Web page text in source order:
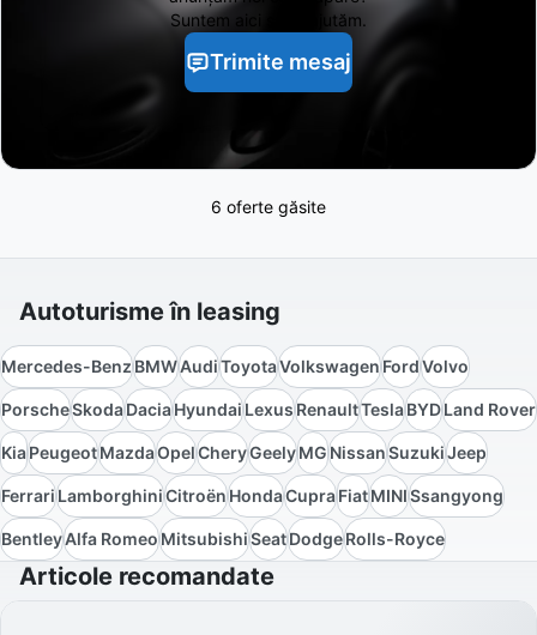
Suntem aici să te ajutăm.
Trimite mesaj
6 oferte găsite
Autoturisme în leasing
Mercedes-BenzBMWAudiToyotaVolkswagenFordVolvo
PorscheSkodaDaciaHyundaiLexusRenaultTeslaBYDLand Rover
KiaPeugeotMazdaOpelCheryGeelyMGNissanSuzukiJeep
FerrariLamborghiniCitroënHondaCupraFiatMINISsangyong
BentleyAlfa RomeoMitsubishiSeatDodgeRolls-Royce
Articole recomandate